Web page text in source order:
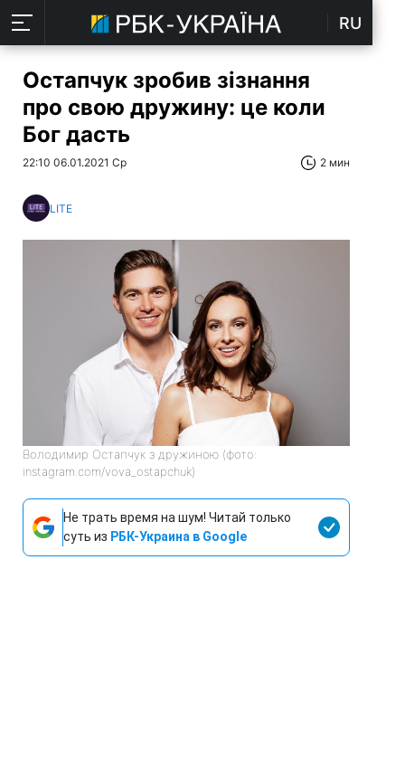
RU
Остапчук зробив зізнання
про свою дружину: це коли
Бог дасть
22:10 06.01.2021 Ср 2 мин
LITE
Володимир Остапчук з дружиною (фото:
instagram.com/vova_ostapchuk)
Не трать время на шум! Читай только
суть из РБК-Украина в Google